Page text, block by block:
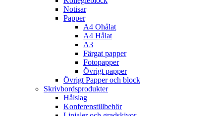
Notisar
Papper
A4 Ohålat
A4 Hålat
A3
Färgat papper
Fotopapper
Övrigt papper
Övrigt Papper och block
Skrivbordsprodukter
Hålslag
Konferenstillbehör